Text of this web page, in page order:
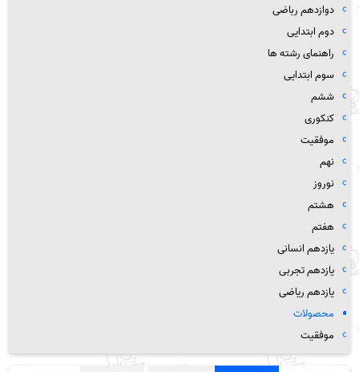
دوازدهم رباضی
دوم ابتدایی
راهنمای رشته ها
سوم ابتدایی
ششم
کنکوری
موفقیت
نهم
نوروز
هشتم
هفتم
یازدهم انسانی
یازدهم تجربی
یازدهم ریاضی
محصولات
موفقیت